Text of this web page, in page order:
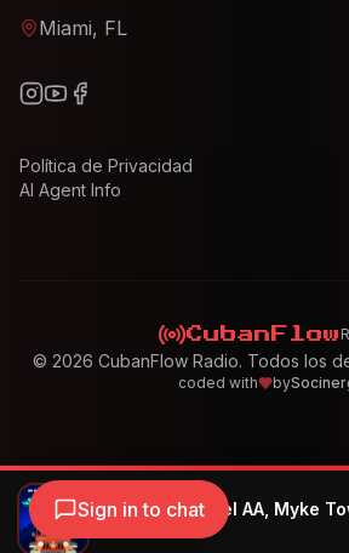
Sign in to chat
Miami, FL
Política de Privacidad
AI Agent Info
CubanFlow
© 2026 CubanFlow Radio. Todos los
coded with by